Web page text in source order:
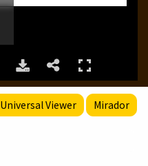
Universal Viewer Mirador